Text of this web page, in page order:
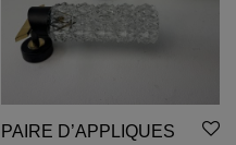
PAIRE D’APPLIQUES